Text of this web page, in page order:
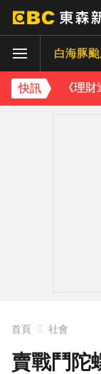
白海豚
快訊
下載東
首頁 社會
賣戰鬥陀